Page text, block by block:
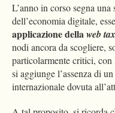
L’anno in corso segna
dell’economia digitale,
applicazione della web tax
nodi ancora da scogliere,
particolarmente critici,
si aggiunge l’assenza di
internazionale dovuta